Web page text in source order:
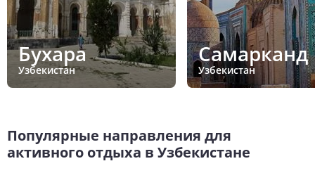
Бухара
Узбекистан
Самарканд
Узбекистан
Популярные направления для
активного отдыха в Узбекистане